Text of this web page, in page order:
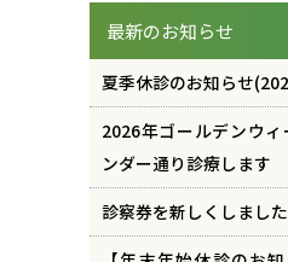
最新のお知らせ
夏季休診のお知らせ
2026年ゴールデンウ
ンダー通り診療します
診察券を新しくしました